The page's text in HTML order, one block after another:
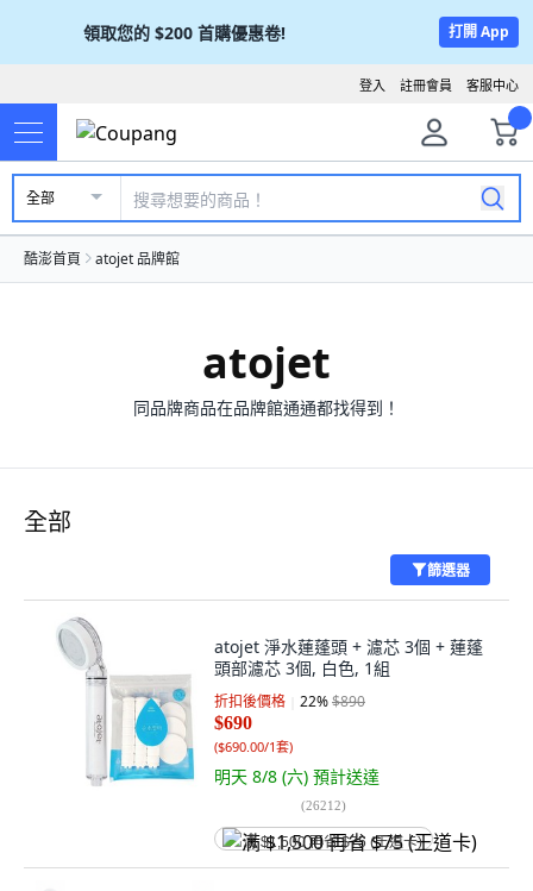
領取您的 $200 首購優惠卷! 打開 App
客服中心
註冊會員
登入
全部
酷澎首頁 atojet 品牌館
atojet
同品牌商品在品牌館通通都找得到！
全部
篩選器
atojet 淨水蓮蓬頭 + 濾芯 3個 + 蓮蓬
頭部濾芯 3個, 白色, 1組
折扣後價格 22%$890
$690
($690.00/1套)
明天 8/8 (六) 預計送達
(26212)
满 $1,500 再省 $75 (王道卡)